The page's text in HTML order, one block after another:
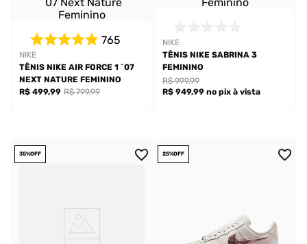
NIKE
765
TÊNIS NIKE AIR FORCE 1 ´07
NEXT NATURE FEMININO
R$ 499,99 R$ 799,99
NIKE
TÊNIS NIKE SABRINA 3
FEMININO
R$ 949,99 no pix à vista
R$ 999,99
35%OFF 25%OFF